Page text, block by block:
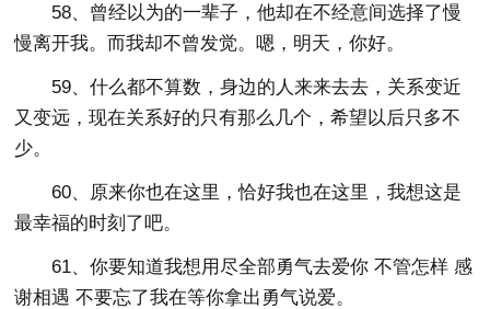
58、曾经以为的一辈子，他却在不经意间选择了慢
慢离开我。而我却不曾发觉。嗯，明天，你好。
59、什么都不算数，身边的人来来去去，关系变近
又变远，现在关系好的只有那么几个，希望以后只多不
少。
60、原来你也在这里，恰好我也在这里，我想这是
最幸福的时刻了吧。
61、你要知道我想用尽全部勇气去爱你 不管怎样 感
谢相遇 不要忘了我在等你拿出勇气说爱。